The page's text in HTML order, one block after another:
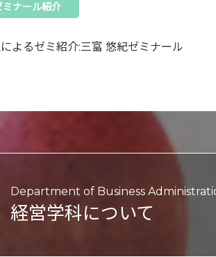
ナール紹介
よるゼミ紹介:三富 悠紀ゼミナール
Department of Business
経営学科について